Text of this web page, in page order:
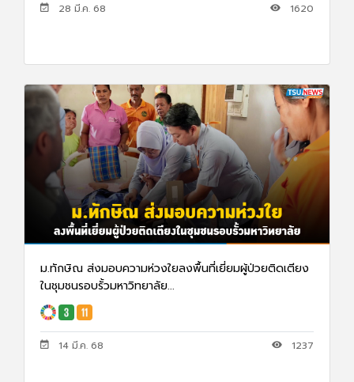
28 มี.ค. 68 1620
ม.ทักษิณ ส่งมอบความห่วงใยลงพื้นที่เยี่ยมผู้ป่วยติดเตียง
ในชุมชนรอบรั้วมหาวิทยาลัย...
14 มี.ค. 68 1237